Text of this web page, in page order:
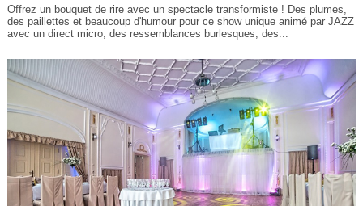
Offrez un bouquet de rire avec un spectacle transformiste ! Des plumes,
des paillettes et beaucoup d'humour pour ce show unique animé par JAZZ
avec un direct micro, des ressemblances burlesques, des...